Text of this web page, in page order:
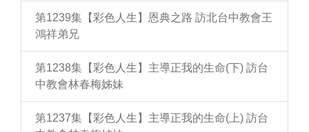
第1239集【彩色人生】恩典之路 訪北台中教會王
鴻祥弟兄
第1238集【彩色人生】主導正我的生命(下) 訪台
中教會林春梅姊妹
第1237集【彩色人生】主導正我的生命(上) 訪台